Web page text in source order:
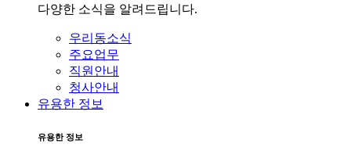
다양한 소식을 알려드립니다.
우리동소식
주요업무
직원안내
청사안내
유용한 정보
유용한 정보